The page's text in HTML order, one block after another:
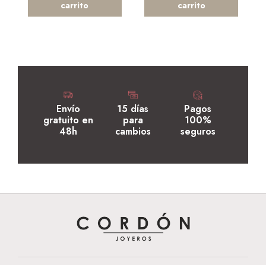
carrito
carrito
Envío
gratuito en
48h
15 días
para
cambios
Pagos
100%
seguros